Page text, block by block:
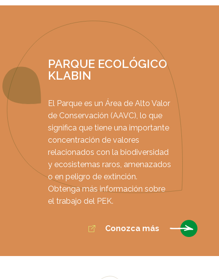
PARQUE ECOLÓGICO
KLABIN
El Parque es un Área de Alto Valor
de Conservación (AAVC), lo que
significa que tiene una importante
concentración de valores
relacionados con la biodiversidad
y ecosistemas raros, amenazados
o en peligro de extinción.
Obtenga más información sobre
el trabajo del PEK.
Conozca más